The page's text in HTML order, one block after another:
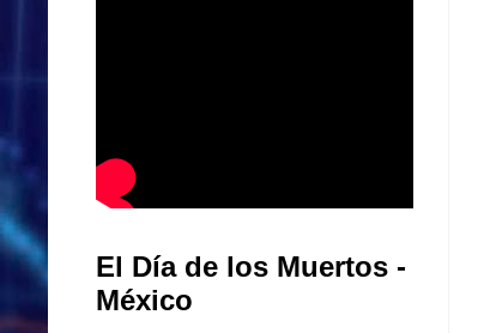
El Día de los Muertos -
México